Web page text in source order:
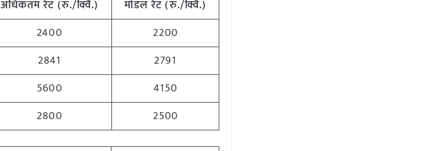
अधिकतम रेट (रु./क्विं.)
मोडल रेट (रु./क्विं.)
2400
2200
2841
2791
5600
4150
2800 2500